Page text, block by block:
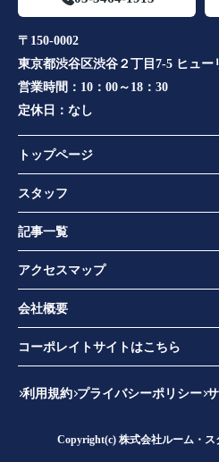
〒150-0002
東京都渋谷区渋谷２丁目7-5 ヒュ
営業時間： 10：00～18：30
定休日： なし
トップページ
スタッフ
記事一覧
アクセスマップ
会社概要
コーポレイトサイトはこちら
利用規約 プライバシーポリシー
Copyright(c) 株式会社ルーム・ス